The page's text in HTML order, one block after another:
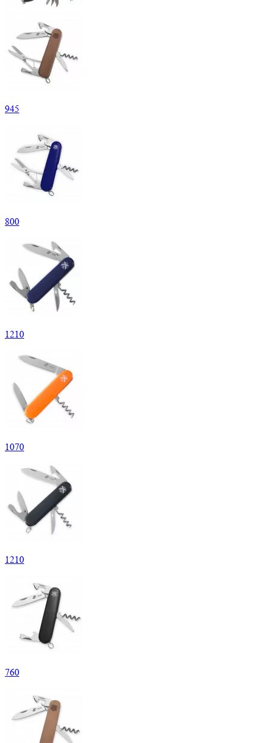
945
800
1210
1070
1210
760